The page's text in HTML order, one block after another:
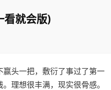
看就会版)
头一把，敷衍了事过了第一
理想很丰满，现实很骨感。